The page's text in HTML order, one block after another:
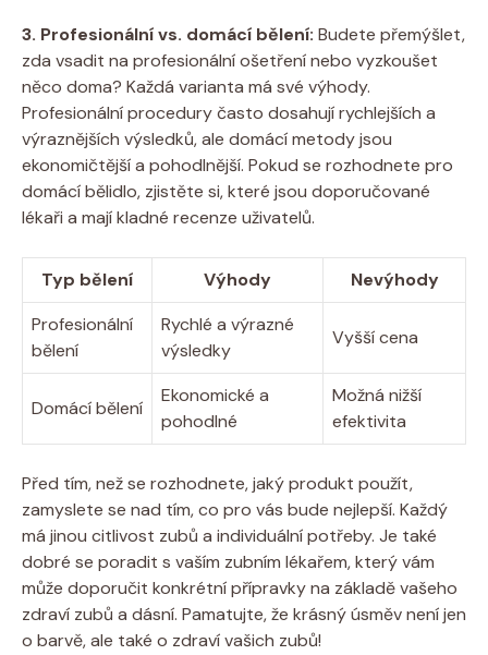
3. Profesionální vs. domácí bělení: Budete přemýšlet,
zda vsadit na profesionální ošetření nebo vyzkoušet
něco doma? Každá varianta má své výhody.
Profesionální procedury často dosahují rychlejších a
výraznějších výsledků, ale domácí metody jsou
ekonomičtější a pohodlnější. Pokud se rozhodnete pro
domácí bělidlo, zjistěte si, které jsou doporučované
lékaři a mají kladné recenze uživatelů.
Typ bělení Výhody
Nevýhody
Profesionální
bělení
Rychlé a výrazné
výsledky
Vyšší cena
Domácí bělení
Ekonomické a
pohodlné
Možná nižší
efektivita
Před tím, než se rozhodnete, jaký produkt použít,
zamyslete se nad tím, co pro vás bude nejlepší. Každý
má jinou citlivost zubů a individuální potřeby. Je také
dobré se poradit s vaším zubním lékařem, který vám
může doporučit konkrétní přípravky na základě vašeho
zdraví zubů a dásní. Pamatujte, že krásný úsměv není jen
o barvě, ale také o zdraví vašich zubů!